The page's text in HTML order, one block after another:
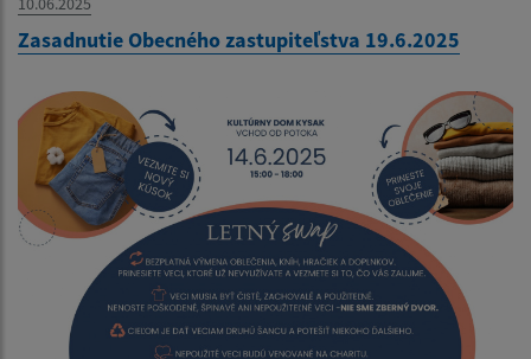
Zasadnutie Obecného zastupiteľstva 19.6.2025